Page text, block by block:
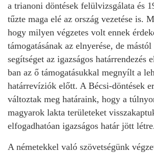
a trianoni döntések felülvizsgálata és
tűzte maga elé az ország vezetése is.
hogy milyen végzetes volt ennek
támogatásának az elnyerése, de
segítséget az igazságos határrendezés
ban az ő támogatásukkal megnyílt a
határrevíziók előtt. A Bécsi-döntések
változtak meg határaink, hogy a
magyarok lakta területeket
elfogadhatóan igazságos határ jött
A németekkel való szövetségünk